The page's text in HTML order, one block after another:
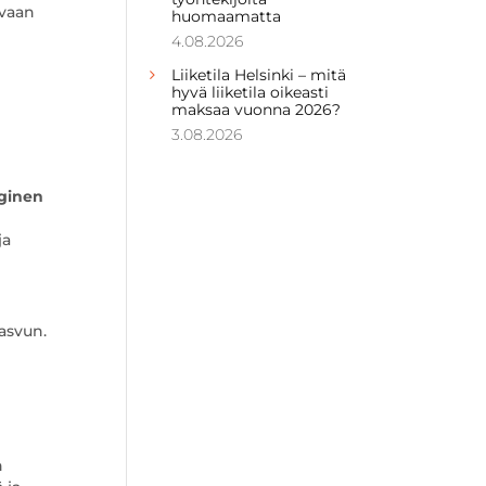
huomaamatta
4.08.2026
Liiketila Helsinki – mitä
hyvä liiketila oikeasti
maksaa vuonna 2026?
3.08.2026